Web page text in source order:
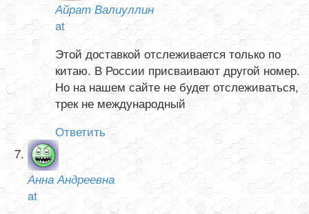
Айрат Валиуллин
at
Этой доставкой отслеживается только по
китаю. В России присваивают другой номер.
Но на нашем сайте не будет отслеживаться,
трек не международный
Ответить
Анна Андреевна
at